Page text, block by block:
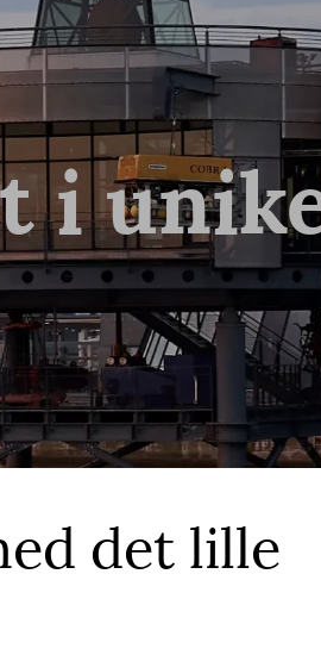
i
det lille